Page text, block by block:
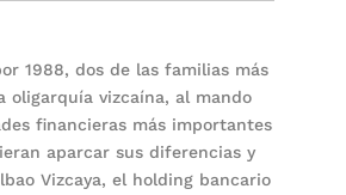
1988, dos de las familias más
oligarquía vizcaína, al mando
financieras más importantes
aparcar sus diferencias y
Vizcaya, el holding bancario